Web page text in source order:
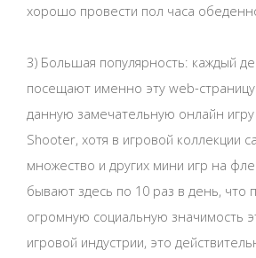
хорошо провести пол часа
3) Большая популярность: каждый
посещают именно эту web-
данную замечательную онлайн
Shooter, хотя в игровой коллекции
множество и других мини игр на
бывают здесь по 10 раз в день, что
огромную социальную значимость
игровой индустрии, это